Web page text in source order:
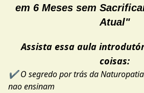
em 6 Meses sem
Atual"
Assista essa aula
coisas:
✔️ O segredo por trás da
nao ensinam